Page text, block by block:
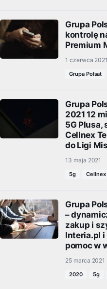
Grupa
kontrolę
Premium
1 czerwca 2021
Grupa Polsat
Grupa
2021 12
5G
Cellnex
do Ligi
13 maja 2021
5g Cellnex
Grupa
–
zakup i
Interia.pl i
pomoc w
25 marca 2021
2020 5g